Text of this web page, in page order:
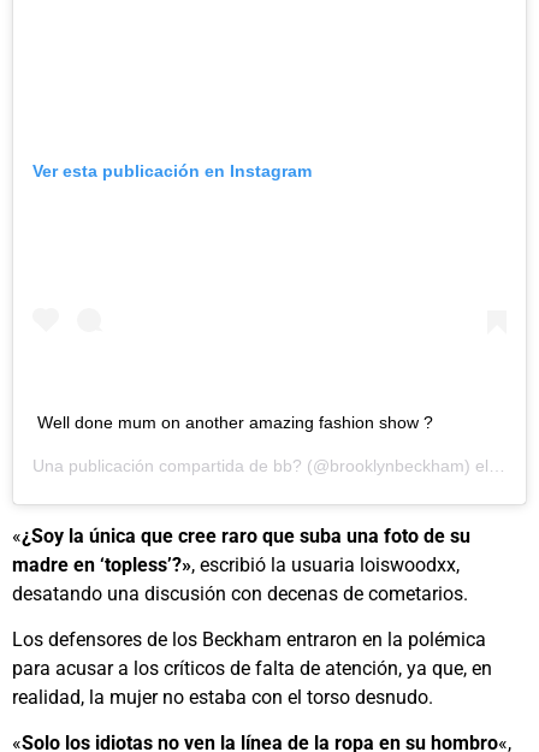
Ver esta publicación en Instagram
Well done mum on another amazing fashion show ?
Una publicación compartida de bb? (@brooklynbeckham) el 16
«¿Soy la única que cree raro que suba una foto de su
madre en ‘topless’?», escribió la usuaria loiswoodxx,
desatando una discusión con decenas de cometarios.
Los defensores de los Beckham entraron en la polémica
para acusar a los críticos de falta de atención, ya que, en
realidad, la mujer no estaba con el torso desnudo.
«Solo los idiotas no ven la línea de la ropa en su hombro«,